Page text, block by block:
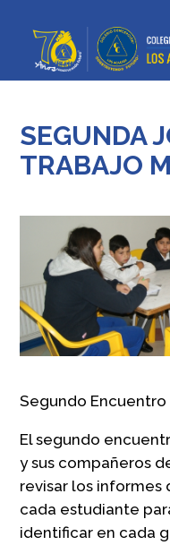
SEGUNDA
TRABAJO
Segundo
El segundo
y sus compañeros
revisar los informes
cada estudiante
identificar en cada